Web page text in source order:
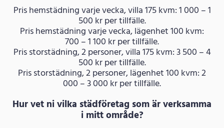
Pris hemstädning varje vecka, villa 175 kvm: 1 000 – 1
500 kr per tillfälle.
Pris hemstädning varje vecka, lägenhet 100 kvm:
700 – 1 100 kr per tillfälle.
Pris storstädning, 2 personer, villa 175 kvm: 3 500 – 4
500 kr per tillfälle.
Pris storstädning, 2 personer, lägenhet 100 kvm: 2
000 – 3 000 kr per tillfälle.
Hur vet ni vilka städföretag som är verksamma
i mitt område?